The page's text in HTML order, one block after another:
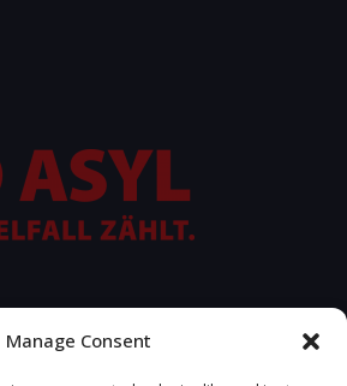
Manage Consent